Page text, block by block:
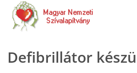
Defibrillátor